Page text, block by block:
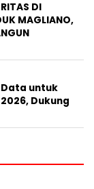
DI
MAGLIANO,
Data untuk
Dukung